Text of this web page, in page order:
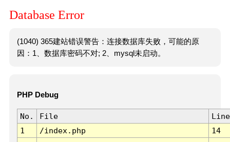
Database Error
(1040) 365建站错误警告：连接数据库失败，可能的原
因：1、数据库密码不对; 2、mysql未启动。
PHP Debug
No. File
Line
1
/index.php 14